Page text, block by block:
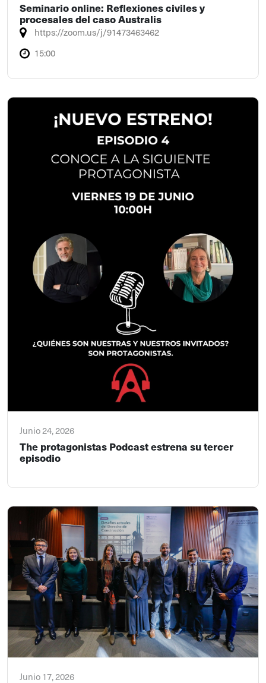
Seminario online: Reflexiones civiles y
procesales del caso Australis
https://zoom.us/j/91473463462
15:00
Junio 24, 2026
The protagonistas Podcast estrena su tercer
episodio
Junio 17, 2026